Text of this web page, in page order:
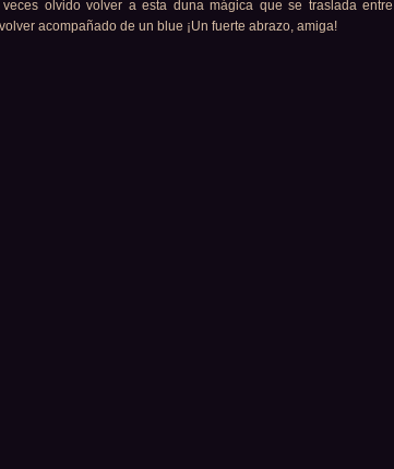
olvido volver a esta duna mágica que se traslada entre
acompañado de un blue ¡Un fuerte abrazo, amiga!